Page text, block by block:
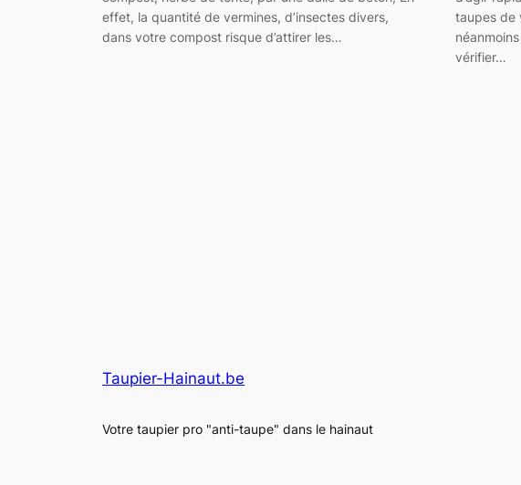
effet, la quantité de vermines, d’insectes divers,
dans votre compost risque d’attirer les…
taupes de
vérifier…
Taupier-Hainaut.be
Votre taupier pro "anti-taupe" dans le hainaut